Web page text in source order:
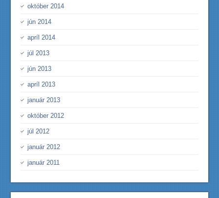
október 2014
jún 2014
apríl 2014
júl 2013
jún 2013
apríl 2013
január 2013
október 2012
júl 2012
január 2012
január 2011